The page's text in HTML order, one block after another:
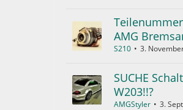
AMG
S210 3.
SUCHE
W203!!?
AMGStyler 3.